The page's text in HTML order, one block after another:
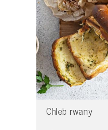
Chleb rwany